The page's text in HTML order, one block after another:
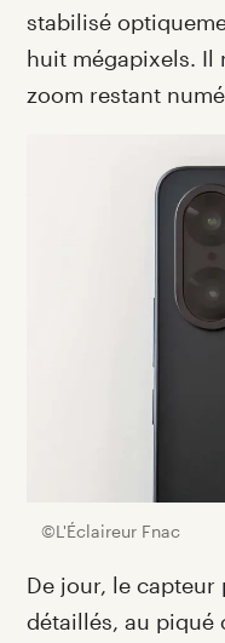
stabilisé
huit mégapixels. Il
zoom restant
©L'Éclaireur Fnac
De jour, le
détaillés, au piqué